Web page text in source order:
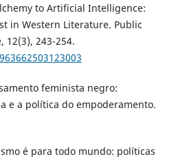
to Artificial Intelligence:
in Western Literature. Public
12(3), 243-254.
feminista negro:
e a política do empoderamento.
é para todo mundo: políticas